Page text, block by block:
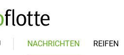
NACHRICHTEN REIFEN